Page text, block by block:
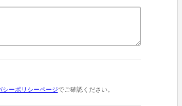
シーポリシーページでご確認ください。